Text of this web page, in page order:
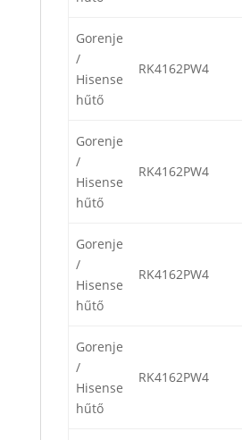
Gorenje
/
Hisense
hűtő
RK4162PW4
Gorenje
/
Hisense
hűtő
RK4162PW4
Gorenje
/
Hisense
hűtő
RK4162PW4
Gorenje
/
Hisense
hűtő
RK4162PW4